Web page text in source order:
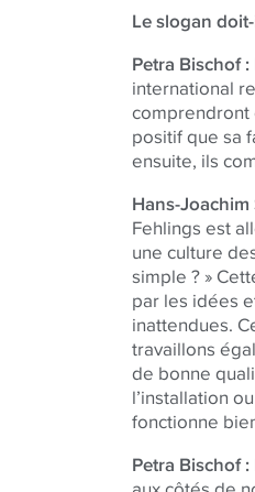
Le slogan
Petra Bischof :
international
comprendront
positif que sa
ensuite, ils
Hans-
Fehlings est
une culture
simple ? »
par les idées
inattendues.
travaillons
de bonne
l’installation
fonctionne
Petra Bischof :